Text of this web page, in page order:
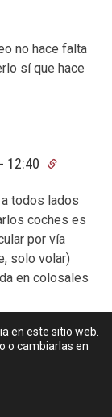
no hace falta
sí que hace
12:40
todos lados
coches es
por vía
solo volar)
en colosales
drones
en este sitio web.
o cambiarlas en